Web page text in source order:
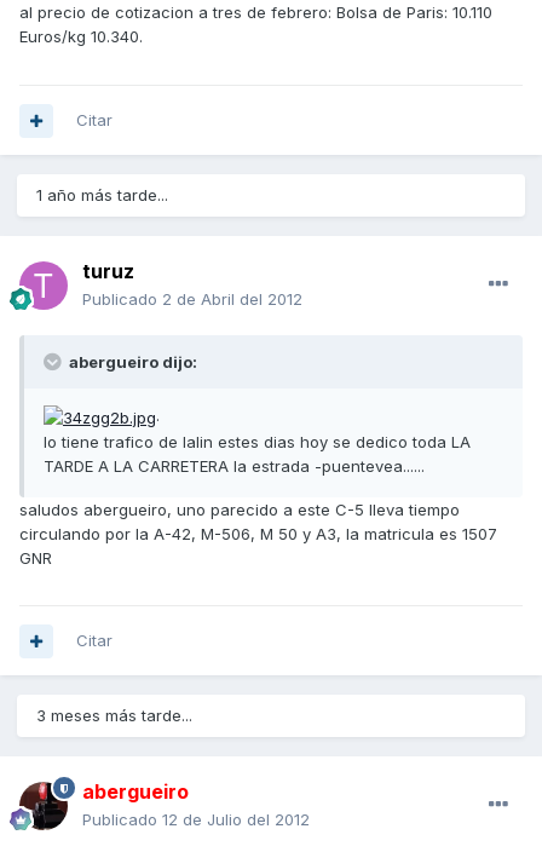
al precio de cotizacion a tres de febrero: Bolsa de Paris: 10.110
Euros/kg 10.340.
Citar
1 año más tarde...
turuz
Publicado 2 de Abril del 2012
abergueiro dijo:
.
lo tiene trafico de lalin estes dias hoy se dedico toda LA
TARDE A LA CARRETERA la estrada -puentevea......
saludos abergueiro, uno parecido a este C-5 lleva tiempo
circulando por la A-42, M-506, M 50 y A3, la matricula es 1507
GNR
Citar
3 meses más tarde...
abergueiro
Publicado 12 de Julio del 2012